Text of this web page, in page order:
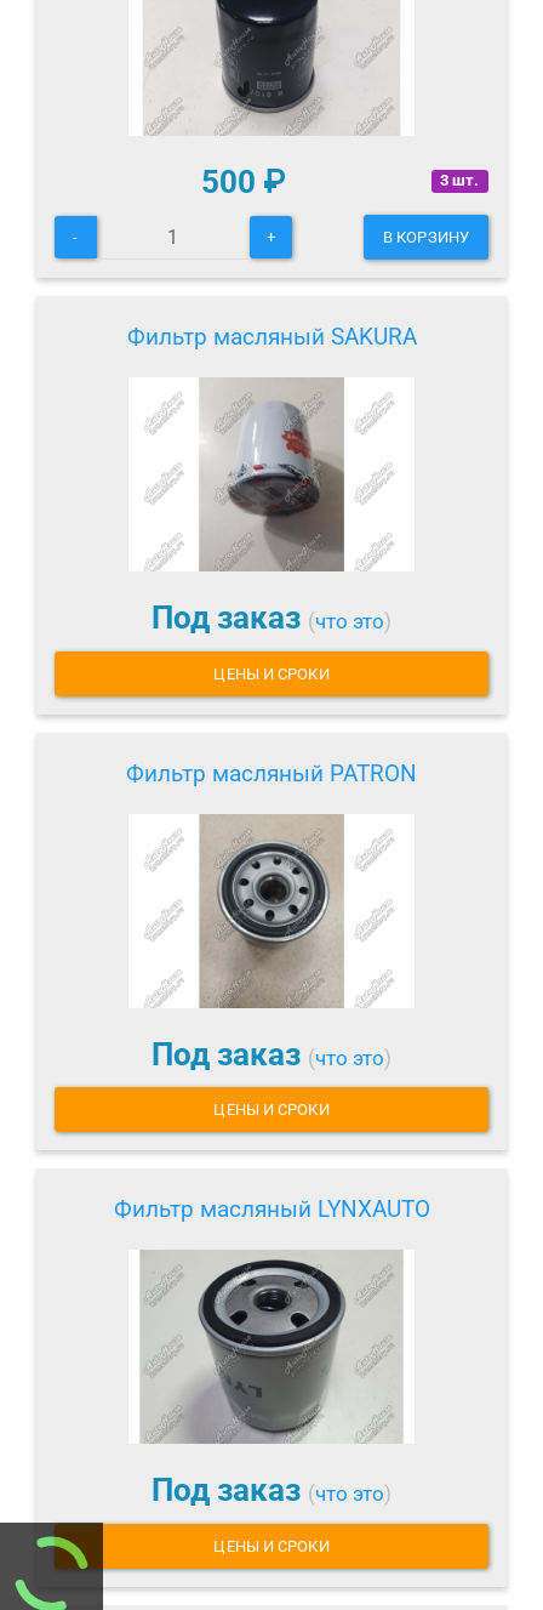
3 шт.
500 ₽
- + В КОРЗИНУ
Фильтр масляный SAKURA
Под заказ (что это)
ЦЕНЫ И СРОКИ
Фильтр масляный PATRON
Под заказ (что это)
ЦЕНЫ И СРОКИ
Фильтр масляный LYNXAUTO
Под заказ (что это)
ЦЕНЫ И СРОКИ